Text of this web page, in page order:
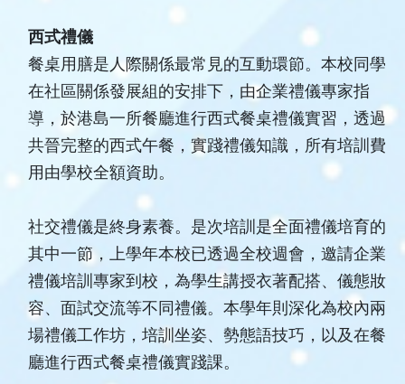
西式禮儀
餐桌用膳是人際關係最常見的互動環節。本校同學
在社區關係發展組的安排下，由企業禮儀專家指
導，於港島一所餐廳進行西式餐桌禮儀實習，透過
共晉完整的西式午餐，實踐禮儀知識，所有培訓費
用由學校全額資助。
社交禮儀是終身素養。是次培訓是全面禮儀培育的
其中一節，上學年本校已透過全校週會，邀請企業
禮儀培訓專家到校，為學生講授衣著配搭、儀態妝
容、面試交流等不同禮儀。本學年則深化為校內兩
場禮儀工作坊，培訓坐姿、勢態語技巧，以及在餐
廳進行西式餐桌禮儀實踐課。